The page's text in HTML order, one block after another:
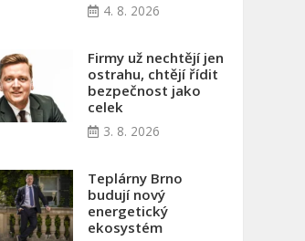
4. 8. 2026
Firmy už nechtějí jen
ostrahu, chtějí řídit
bezpečnost jako
celek
3. 8. 2026
Teplárny Brno
budují nový
energetický
ekosystém